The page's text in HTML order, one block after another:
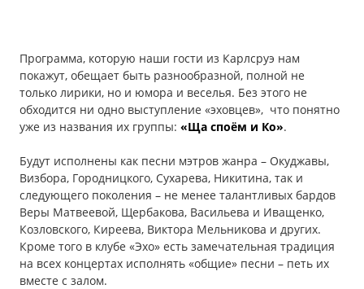
Программа, которую наши гости из Карлсруэ нам
покажут, обещает быть разнообразной, полной не
только лирики, но и юмора и веселья. Без этого не
обходится ни одно выступление «эховцев», что понятно
уже из названия их группы: «Ща споём и Ко».
Будут исполнены как песни мэтров жанра – Окуджавы,
Визбора, Городницкого, Сухарева, Никитина, так и
следующего поколения – не менее талантливых бардов
Веры Матвеевой, Щербакова, Васильева и Иващенко,
Козловского, Киреева, Виктора Мельникова и других.
Кроме того в клубе «Эхо» есть замечательная традиция
на всех концертах исполнять «общие» песни – петь их
вместе с залом.